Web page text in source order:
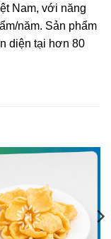
Nam, với năng
năm. Sản phẩm
diện tại hơn 80